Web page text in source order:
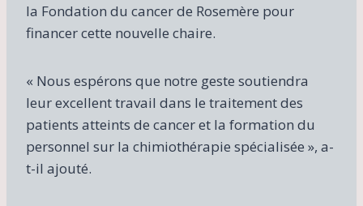
la Fondation du cancer de Rosemère pour
financer cette nouvelle chaire.
« Nous espérons que notre geste soutiendra
leur excellent travail dans le traitement des
patients atteints de cancer et la formation du
personnel sur la chimiothérapie spécialisée », a-
t-il ajouté.